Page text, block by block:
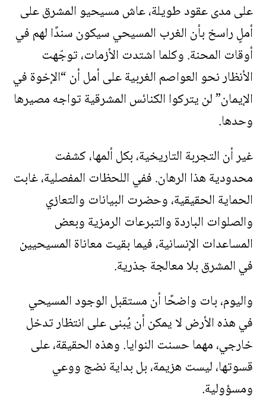
على مدى عقود طويلة، عاش مسيحيو المشرق على
أملٍ راسخ بأن الغرب المسيحي سيكون سندًا لهم في
أوقات المحنة. وكلما اشتدت الأزمات، توجّهت
الأنظار نحو العواصم الغربية على أمل أن “الإخوة في
الإيمان” لن يتركوا الكنائس المشرقية تواجه مصيرها
وحدها.
غير أن التجربة التاريخية، بكل ألمها، كشفت
محدودية هذا الرهان. ففي اللحظات المفصلية، غابت
الحماية الحقيقية، وحضرت البيانات والتعازي
والصلوات الباردة والتبرعات الرمزية وبعض
المساعدات الإنسانية، فيما بقيت معاناة المسيحيين
في المشرق بلا معالجة جذرية.
واليوم، بات واضحًا أن مستقبل الوجود المسيحي
في هذه الأرض لا يمكن أن يُبنى على انتظار تدخل
خارجي، مهما حسنت النوايا. وهذه الحقيقة، على
قسوتها، ليست هزيمة، بل بداية نضج ووعي
ومسؤولية.